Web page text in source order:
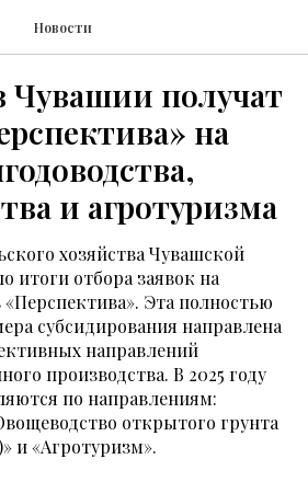
Новости
Чувашии получат
на
и агротуризма
хозяйства Чувашской
итоги отбора заявок на
«Перспектива». Эта полностью
субсидирования направлена
направлений
производства. В 2025 году
по направлениям:
открытого грунта
и «Агротуризм».